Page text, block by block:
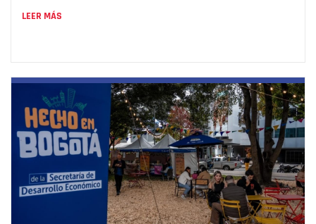
LEER MÁS